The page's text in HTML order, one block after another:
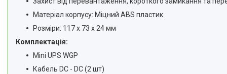
Матеріал корпусу: Міцний ABS пластик
Розміри: 117 х 73 х 24 мм
Комплектація:
Mini UPS WGP
Кабель DC - DC (2 шт)